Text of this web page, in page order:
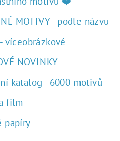
MOTIVY - podle názvu
víceobrázkové
NOVINKY
katalog - 6000 motivů
film
papíry